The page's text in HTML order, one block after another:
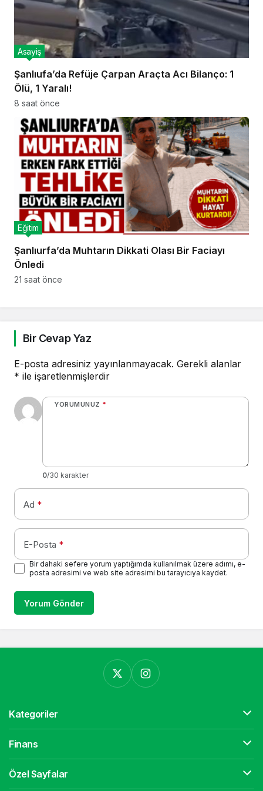
Şanlıufa’da Refüje Çarpan Araçta Acı Bilanço: 1
Ölü, 1 Yaralı!
Asayiş
8 saat önce
Şanlıurfa’da Muhtarın Dikkati Olası Bir Faciayı
Önledi
Eğitim
21 saat önce
Bir Cevap Yaz
E-posta adresiniz yayınlanmayacak. Gerekli alanlar
* ile işaretlenmişlerdir
YORUMUNUZ *
0/30 karakter
Ad *
E-Posta *
Bir dahaki sefere yorum yaptığımda kullanılmak üzere adımı, e-
posta adresimi ve web site adresimi bu tarayıcıya kaydet.
Yorum Gönder
Kategoriler
Finans
Özel Sayfalar